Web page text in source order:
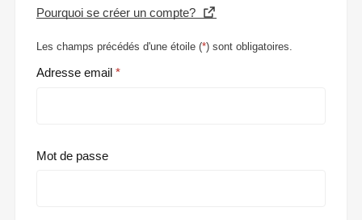
Pourquoi se créer un compte?
Les champs précédés d'une étoile (*) sont obligatoires.
Adresse email
Mot de passe